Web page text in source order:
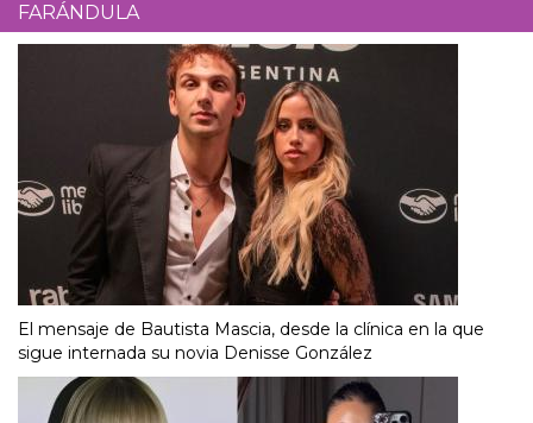
FARÁNDULA
El mensaje de Bautista Mascia, desde la clínica en la que
sigue internada su novia Denisse González